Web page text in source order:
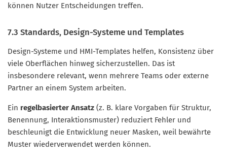
können Nutzer Entscheidungen treffen.
7.3 Standards, Design-Systeme und Templates
Design-Systeme und HMI-Templates helfen, Konsistenz über
viele Oberflächen hinweg sicherzustellen. Das ist
insbesondere relevant, wenn mehrere Teams oder externe
Partner an einem System arbeiten.
Ein regelbasierter Ansatz (z. B. klare Vorgaben für Struktur,
Benennung, Interaktionsmuster) reduziert Fehler und
beschleunigt die Entwicklung neuer Masken, weil bewährte
Muster wiederverwendet werden können.